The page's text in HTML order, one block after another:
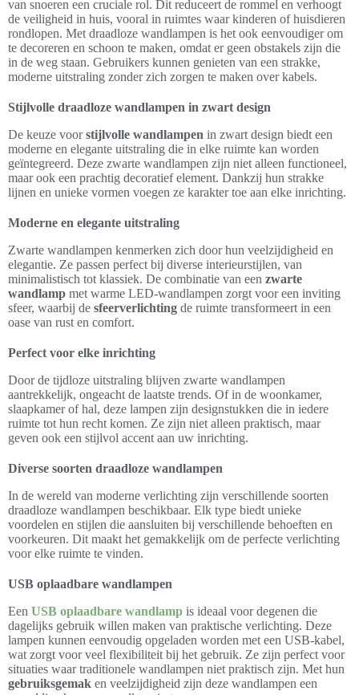
van snoeren een cruciale rol. Dit reduceert de rommel en verhoogt
de veiligheid in huis, vooral in ruimtes waar kinderen of huisdieren
rondlopen. Met draadloze wandlampen is het ook eenvoudiger om
te decoreren en schoon te maken, omdat er geen obstakels zijn die
in de weg staan. Gebruikers kunnen genieten van een strakke,
moderne uitstraling zonder zich zorgen te maken over kabels.
Stijlvolle draadloze wandlampen in zwart design
De keuze voorstijlvolle wandlampen in zwart design biedt een
moderne en elegante uitstraling die in elke ruimte kan worden
geïntegreerd. Deze zwarte wandlampen zijn niet alleen functioneel,
maar ook een prachtig decoratief element. Dankzij hun strakke
lijnen en unieke vormen voegen ze karakter toe aan elke inrichting.
Moderne en elegante uitstraling
Zwarte wandlampen kenmerken zich door hun veelzijdigheid en
elegantie. Ze passen perfect bij diverse interieurstijlen, van
minimalistisch tot klassiek. De combinatie van een zwarte
wandlamp met warme LED-wandlampen zorgt voor een inviting
sfeer, waarbij de sfeerverlichting de ruimte transformeert in een
oase van rust en comfort.
Perfect voor elke inrichting
Door de tijdloze uitstraling blijven zwarte wandlampen
aantrekkelijk, ongeacht de laatste trends. Of in de woonkamer,
slaapkamer of hal, deze lampen zijn designstukken die in iedere
ruimte tot hun recht komen. Ze zijn niet alleen praktisch, maar
geven ook een stijlvol accent aan uw inrichting.
Diverse soorten draadloze wandlampen
In de wereld van moderne verlichting zijn verschillende soorten
draadloze wandlampen beschikbaar. Elk type biedt unieke
voordelen en stijlen die aansluiten bij verschillende behoeften en
voorkeuren. Dit maakt het gemakkelijk om de perfecte verlichting
voor elke ruimte te vinden.
USB oplaadbare wandlampen
Een USB oplaadbare wandlamp is ideaal voor degenen die
dagelijks gebruik willen maken van praktische verlichting. Deze
lampen kunnen eenvoudig opgeladen worden met een USB-kabel,
wat zorgt voor veel flexibiliteit bij het gebruik. Ze zijn perfect voor
situaties waar traditionele wandlampen niet praktisch zijn. Met hun
gebruiksgemak en veelzijdigheid zijn deze wandlampen een